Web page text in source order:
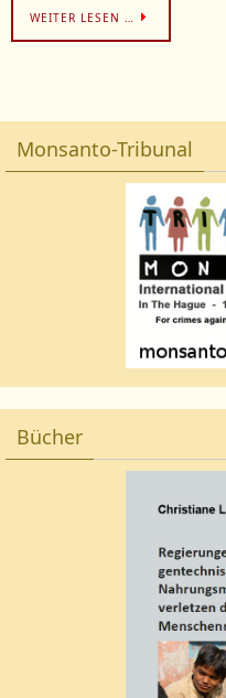
WEITER LESEN …
Monsanto-Tribunal
Bücher